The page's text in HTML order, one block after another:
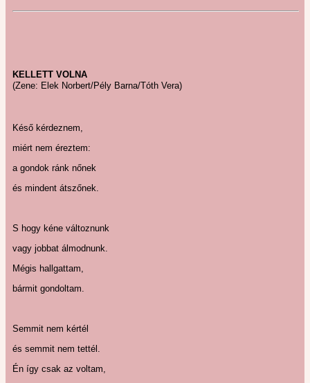
KELLETT VOLNA
(Zene: Elek Norbert/Pély Barna/Tóth Vera)
Késő kérdeznem,
miért nem éreztem:
a gondok ránk nőnek
és mindent átszőnek.
S hogy kéne változnunk
vagy jobbat álmodnunk.
Mégis hallgattam,
bármit gondoltam.
Semmit nem kértél
és semmit nem tettél.
Én így csak az voltam,